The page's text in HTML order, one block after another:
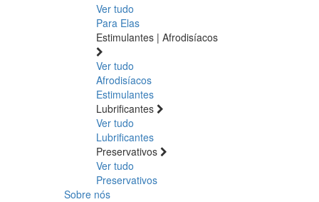
Ver tudo
Para Elas
Estimulantes | Afrodisíacos
Ver tudo
Afrodisíacos
Estimulantes
Lubrificantes
Ver tudo
Lubrificantes
Preservativos
Ver tudo
Preservativos
Sobre nós